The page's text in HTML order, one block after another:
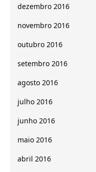
dezembro 2016
novembro 2016
outubro 2016
setembro 2016
agosto 2016
julho 2016
junho 2016
maio 2016
abril 2016